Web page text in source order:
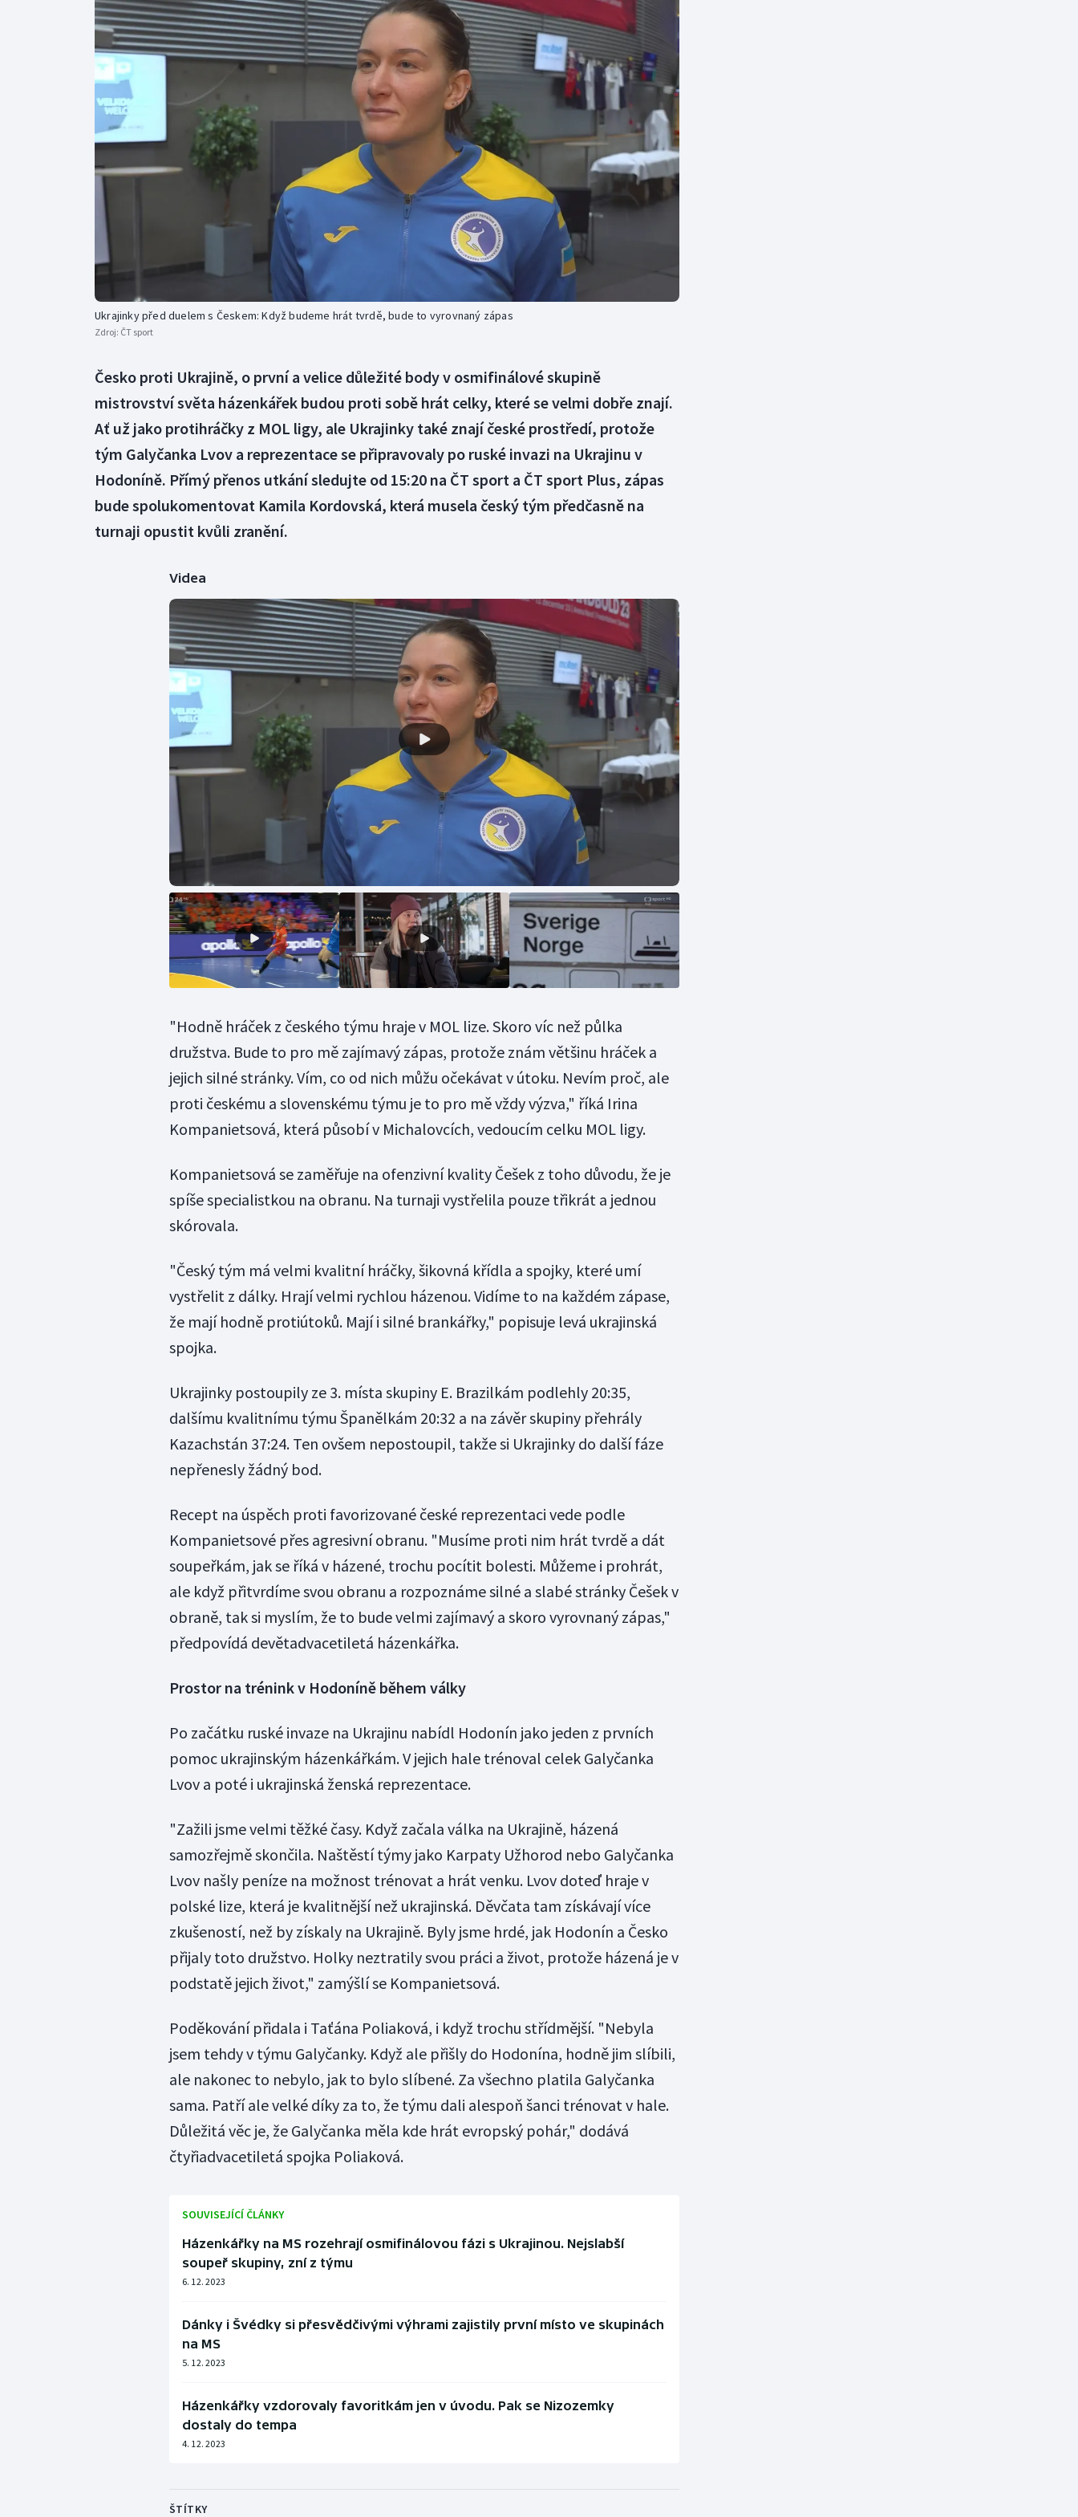
Curling
Dostihy
Futsal
Gymnastika
Moderní pětiboj
Motorsport
Olympijské hry
Parasport
Plavání
Plážový volejbal
Triatlon
Veslování
Vodní slalom
Volejbal
Ostatní
Ukrajinky před duelem s Českem: Když budeme hrát tvrdě, bude to vyrovnaný zápas
Zdroj: ČT sport
Česko proti Ukrajině, o první a velice důležité body v osmifinálové skupině
mistrovství světa házenkářek budou proti sobě hrát celky, které se velmi dobře znají.
Ať už jako protihráčky z MOL ligy, ale Ukrajinky také znají české prostředí, protože
tým Galyčanka Lvov a reprezentace se připravovaly po ruské invazi na Ukrajinu v
Hodoníně. Přímý přenos utkání sledujte od 15:20 na ČT sport a ČT sport Plus, zápas
bude spolukomentovat Kamila Kordovská, která musela český tým předčasně na
turnaji opustit kvůli zranění.
Videa
"Hodně hráček z českého týmu hraje v MOL lize. Skoro víc než půlka
družstva. Bude to pro mě zajímavý zápas, protože znám většinu hráček a
jejich silné stránky. Vím, co od nich můžu očekávat v útoku. Nevím proč, ale
proti českému a slovenskému týmu je to pro mě vždy výzva," říká Irina
Kompanietsová, která působí v Michalovcích, vedoucím celku MOL ligy.
Kompanietsová se zaměřuje na ofenzivní kvality Češek z toho důvodu, že je
spíše specialistkou na obranu. Na turnaji vystřelila pouze třikrát a jednou
skórovala.
"Český tým má velmi kvalitní hráčky, šikovná křídla a spojky, které umí
vystřelit z dálky. Hrají velmi rychlou házenou. Vidíme to na každém zápase,
že mají hodně protiútoků. Mají i silné brankářky," popisuje levá ukrajinská
spojka.
Ukrajinky postoupily ze 3. místa skupiny E. Brazilkám podlehly 20:35,
dalšímu kvalitnímu týmu Španělkám 20:32 a na závěr skupiny přehrály
Kazachstán 37:24. Ten ovšem nepostoupil, takže si Ukrajinky do další fáze
nepřenesly žádný bod.
Recept na úspěch proti favorizované české reprezentaci vede podle
Kompanietsové přes agresivní obranu. "Musíme proti nim hrát tvrdě a dát
soupeřkám, jak se říká v házené, trochu pocítit bolesti. Můžeme i prohrát,
ale když přitvrdíme svou obranu a rozpoznáme silné a slabé stránky Češek v
obraně, tak si myslím, že to bude velmi zajímavý a skoro vyrovnaný zápas,"
předpovídá devětadvacetiletá házenkářka.
Prostor na trénink v Hodoníně během války
Po začátku ruské invaze na Ukrajinu nabídl Hodonín jako jeden z prvních
pomoc ukrajinským házenkářkám. V jejich hale trénoval celek Galyčanka
Lvov a poté i ukrajinská ženská reprezentace.
"Zažili jsme velmi těžké časy. Když začala válka na Ukrajině, házená
samozřejmě skončila. Naštěstí týmy jako Karpaty Užhorod nebo Galyčanka
Lvov našly peníze na možnost trénovat a hrát venku. Lvov doteď hraje v
polské lize, která je kvalitnější než ukrajinská. Děvčata tam získávají více
zkušeností, než by získaly na Ukrajině. Byly jsme hrdé, jak Hodonín a Česko
přijaly toto družstvo. Holky neztratily svou práci a život, protože házená je v
podstatě jejich život," zamýšlí se Kompanietsová.
Poděkování přidala i Taťána Poliaková, i když trochu střídmější. "Nebyla
jsem tehdy v týmu Galyčanky. Když ale přišly do Hodonína, hodně jim slíbili,
ale nakonec to nebylo, jak to bylo slíbené. Za všechno platila Galyčanka
sama. Patří ale velké díky za to, že týmu dali alespoň šanci trénovat v hale.
Důležitá věc je, že Galyčanka měla kde hrát evropský pohár," dodává
čtyřiadvacetiletá spojka Poliaková.
SOUVISEJÍCÍ ČLÁNKY
Házenkářky na MS rozehrají osmifinálovou fázi s Ukrajinou. Nejslabší
soupeř skupiny, zní z týmu
6. 12. 2023
Dánky i Švédky si přesvědčivými výhrami zajistily první místo ve skupinách
na MS
5. 12. 2023
Házenkářky vzdorovaly favoritkám jen v úvodu. Pak se Nizozemky
dostaly do tempa
4. 12. 2023
ŠTÍTKY